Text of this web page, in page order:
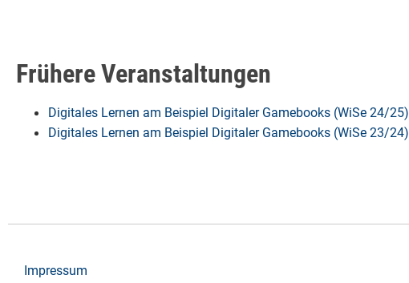
Frühere Veranstaltungen
Digitales Lernen am Beispiel Digitaler Gamebooks (WiSe 24/25)
Digitales Lernen am Beispiel Digitaler Gamebooks (WiSe 23/24)
Impressum